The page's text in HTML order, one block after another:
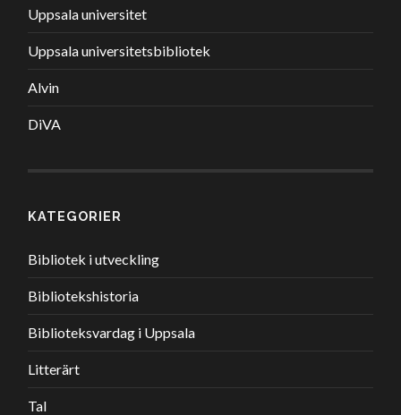
Uppsala universitet
Uppsala universitetsbibliotek
Alvin
DiVA
KATEGORIER
Bibliotek i utveckling
Bibliotekshistoria
Biblioteksvardag i Uppsala
Litterärt
Tal